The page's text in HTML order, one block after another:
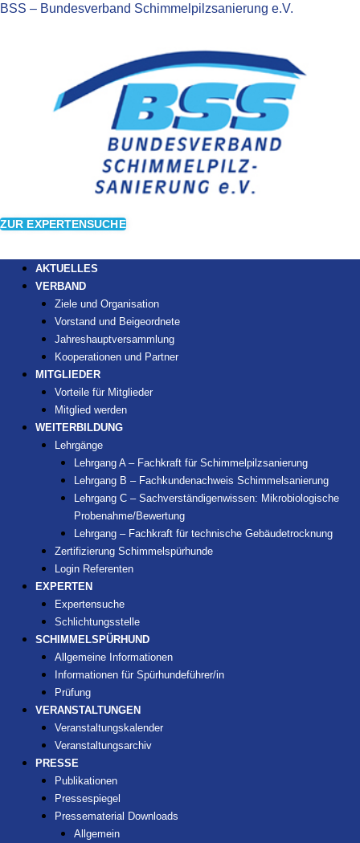
BSS – Bundesverband Schimmelpilzsanierung e.V.
ZUR EXPERTENSUCHE
AKTUELLES
VERBAND
Ziele und Organisation
Vorstand und Beigeordnete
Jahreshauptversammlung
Kooperationen und Partner
MITGLIEDER
Vorteile für Mitglieder
Mitglied werden
WEITERBILDUNG
Lehrgänge
Lehrgang A – Fachkraft für Schimmelpilzsanierung
Lehrgang B – Fachkundenachweis Schimmelsanierung
Lehrgang C – Sachverständigenwissen: Mikrobiologische
Probenahme/Bewertung
Lehrgang – Fachkraft für technische Gebäudetrocknung
Zertifizierung Schimmelspürhunde
Login Referenten
EXPERTEN
Expertensuche
Schlichtungsstelle
SCHIMMELSPÜRHUND
Allgemeine Informationen
Informationen für Spürhundeführer/in
Prüfung
VERANSTALTUNGEN
Veranstaltungskalender
Veranstaltungsarchiv
PRESSE
Publikationen
Pressespiegel
Pressematerial Downloads
Allgemein